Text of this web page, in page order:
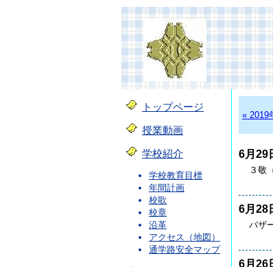
トップページ
授業動画
学校紹介
学校教育目標
年間計画
校歌
校章
沿革
アクセス（地図）
通学路安全マップ
« 2019
6月29
３敬
6月28
バザ
6月26